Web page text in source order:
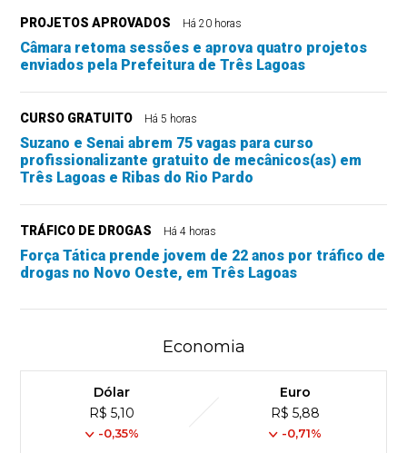
PROJETOS APROVADOS Há 20 horas
Câmara retoma sessões e aprova quatro projetos
enviados pela Prefeitura de Três Lagoas
CURSO GRATUITO Há 5 horas
Suzano e Senai abrem 75 vagas para curso
profissionalizante gratuito de mecânicos(as) em
Três Lagoas e Ribas do Rio Pardo
TRÁFICO DE DROGAS Há 4 horas
Força Tática prende jovem de 22 anos por tráfico de
drogas no Novo Oeste, em Três Lagoas
Economia
Dólar
R$ 5,10
-0,35%
Euro
R$ 5,88
-0,71%